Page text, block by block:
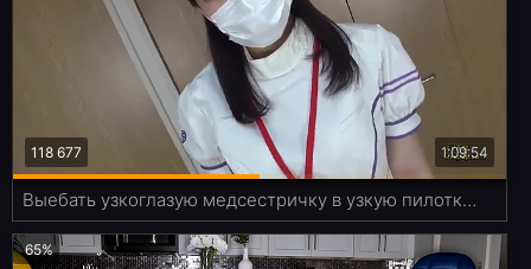
1:09:54
118 677
Выебать узкоглазую медсестричку в узкую пилотку - мечта любого анимешника
65%